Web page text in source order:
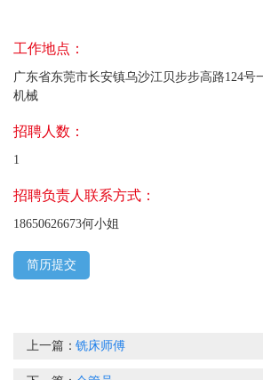
工作地点：
广东省东莞市长安镇乌沙江贝步步高路124号
机械
招聘人数：
1
招聘负责人联系方式：
18650626673何小姐
简历提交
上一篇：铣床师傅